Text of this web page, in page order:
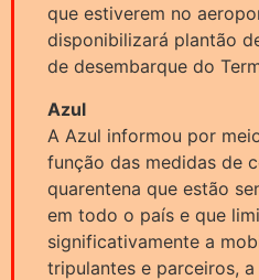
que estiverem no
disponibilizará plantão
de desembarque do
Azul
A Azul informou por
função das medidas de
quarentena que estão
em todo o país e que
significativamente a
tripulantes e parceiros,